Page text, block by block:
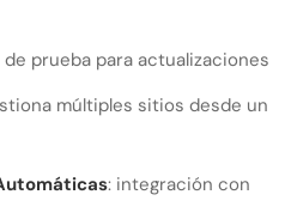
prueba para actualizaciones
múltiples sitios desde un
: integración con